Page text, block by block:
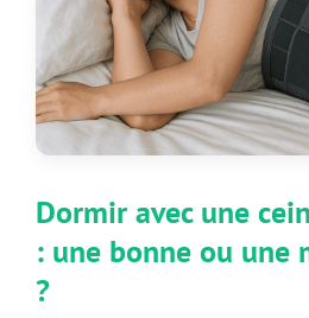
Dormir avec une
: une bonne ou une
?